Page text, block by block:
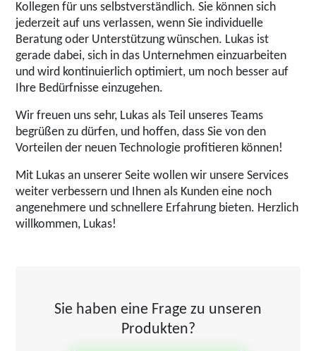
Kollegen für uns selbstverständlich. Sie können sich
jederzeit auf uns verlassen, wenn Sie individuelle
Beratung oder Unterstützung wünschen. Lukas ist
gerade dabei, sich in das Unternehmen einzuarbeiten
und wird kontinuierlich optimiert, um noch besser auf
Ihre Bedürfnisse einzugehen.
Wir freuen uns sehr, Lukas als Teil unseres Teams
begrüßen zu dürfen, und hoffen, dass Sie von den
Vorteilen der neuen Technologie profitieren können!
Mit Lukas an unserer Seite wollen wir unsere Services
weiter verbessern und Ihnen als Kunden eine noch
angenehmere und schnellere Erfahrung bieten. Herzlich
willkommen, Lukas!
Sie haben eine Frage zu unseren
Produkten?